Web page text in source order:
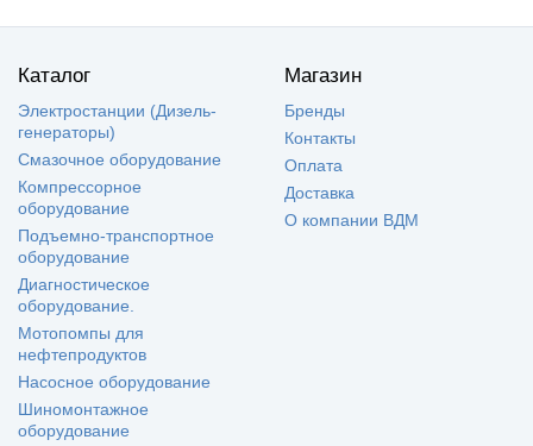
Каталог
Электростанции (Дизель-
генераторы)
Смазочное оборудование
Компрессорное
оборудование
Подъемно-транспортное
оборудование
Диагностическое
оборудование.
Мотопомпы для
нефтепродуктов
Насосное оборудование
Шиномонтажное
оборудование
Магазин
Бренды
Контакты
Оплата
Доставка
О компании ВДМ